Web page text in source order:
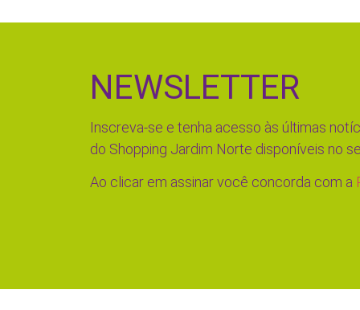
NEWSLETTER
Inscreva-se e tenha acesso às últimas
do Shopping Jardim Norte disponíveis no
Ao clicar em assinar você concorda com a